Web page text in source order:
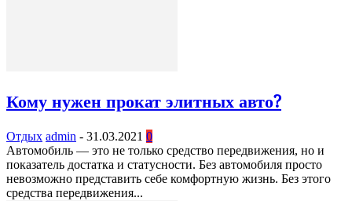
Кому нужен прокат элитных авто?
Отдых admin - 31.03.2021 0
Автомобиль — это не только средство передвижения, но и
показатель достатка и статусности. Без автомобиля просто
невозможно представить себе комфортную жизнь. Без этого
средства передвижения...